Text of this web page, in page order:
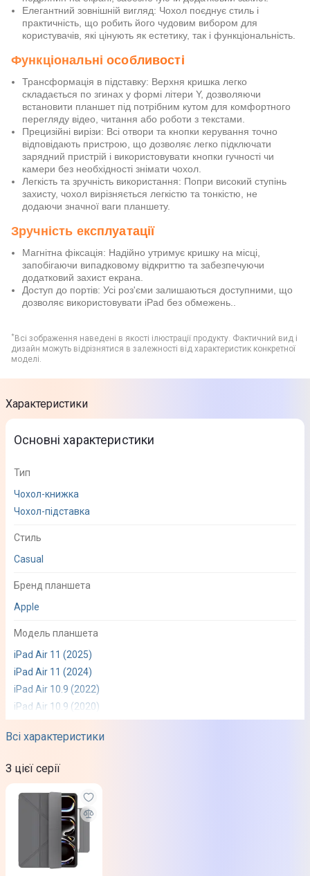
Елегантний зовнішній вигляд: Чохол поєднує стиль і
практичність, що робить його чудовим вибором для
користувачів, які цінують як естетику, так і функціональність.
Функціональні особливості
Трансформація в підставку: Верхня кришка легко
складається по згинах у формі літери Y, дозволяючи
встановити планшет під потрібним кутом для комфортного
перегляду відео, читання або роботи з текстами.
Прецизійні вирізи: Всі отвори та кнопки керування точно
відповідають пристрою, що дозволяє легко підключати
зарядний пристрій і використовувати кнопки гучності чи
камери без необхідності знімати чохол.
Легкість та зручність використання: Попри високий ступінь
захисту, чохол вирізняється легкістю та тонкістю, не
додаючи значної ваги планшету.
Зручність експлуатації
Магнітна фіксація: Надійно утримує кришку на місці,
запобігаючи випадковому відкриттю та забезпечуючи
додатковий захист екрана.
Доступ до портів: Усі роз'єми залишаються доступними, що
дозволяє використовувати iPad без обмежень..
* Всі зображення наведені в якості ілюстрації продукту. Фактичний вид і
дизайн можуть відрізнятися в залежності від характеристик конкретної
моделі.
Характеристики
Всі характеристики
Основні характеристики
Тип
Чохол-книжка
Чохол-підставка
Стиль
Casual
Бренд планшета
Apple
Модель планшета
iPad Air 11 (2025)
iPad Air 11 (2024)
iPad Air 10.9 (2022)
iPad Air 10.9 (2020)
Матеріал
Чорний
Особливості
Захист від механічних пошкоджень
Трансформується у підставку
З цієї серії